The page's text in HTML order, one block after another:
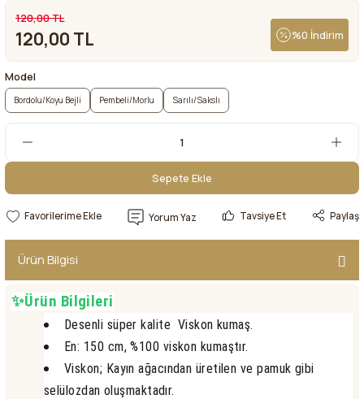
120,00 TL
120,00 TL %0 İndirim
Model
Bordolu/Koyu Bejli Pembeli/Morlu Sarılı/Sakslı
Sepete Ekle
Sepete Ekle
Yorum Yaz Tavsiye Et Paylaş
Ürün Bilgisi
✨Ürün Bilgileri
Desenli süper kalite Viskon kumaş.
En: 150 cm, %100 viskon kumaştır.
Viskon; Kayın ağacından üretilen ve pamuk gibi
selülozdan oluşmaktadır.